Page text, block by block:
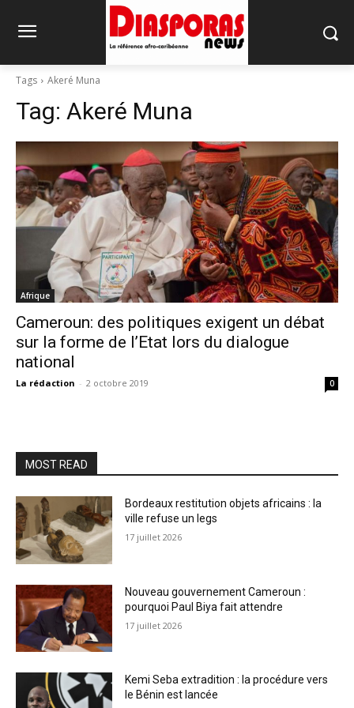
Tags Akeré Muna
Tag: Akeré Muna
Afrique
Cameroun: des politiques exigent un débat
sur la forme de l’Etat lors du dialogue
national
La rédaction - 2 octobre 2019 0
MOST READ
Bordeaux restitution objets africains : la
ville refuse un legs
17 juillet 2026
Nouveau gouvernement Cameroun :
pourquoi Paul Biya fait attendre
17 juillet 2026
Kemi Seba extradition : la procédure vers
le Bénin est lancée